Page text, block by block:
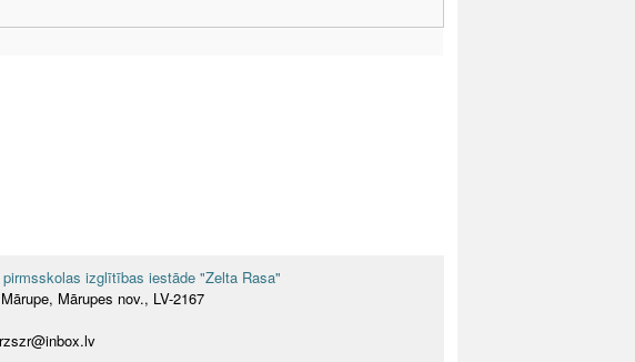
izglītības iestāde "Zelta Rasa"
Mārupes nov., LV-2167